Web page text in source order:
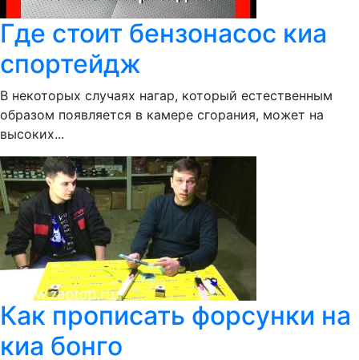
Где стоит бензонасос киа
спортейдж
В некоторых случаях нагар, который естественным
образом появляется в камере сгорания, может на
высоких...
Как прописать форсунки на
киа бонго